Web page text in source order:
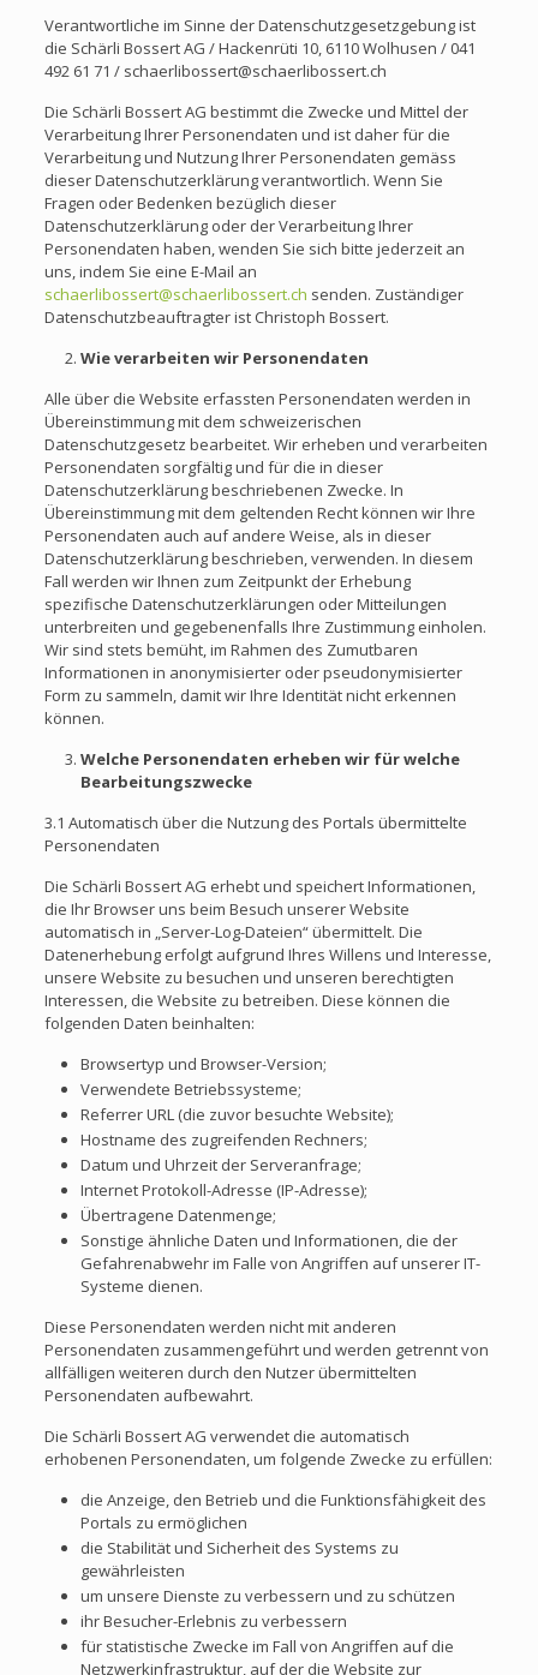
Verantwortliche im Sinne der Datenschutzgesetzgebung ist
die Schärli Bossert AG / Hackenrüti 10, 6110 Wolhusen / 041
492 61 71 / schaerlibossert@schaerlibossert.ch
Die Schärli Bossert AG bestimmt die Zwecke und Mittel der
Verarbeitung Ihrer Personendaten und ist daher für die
Verarbeitung und Nutzung Ihrer Personendaten gemäss
dieser Datenschutzerklärung verantwortlich. Wenn Sie
Fragen oder Bedenken bezüglich dieser
Datenschutzerklärung oder der Verarbeitung Ihrer
Personendaten haben, wenden Sie sich bitte jederzeit an
uns, indem Sie eine E-Mail an
schaerlibossert@schaerlibossert.ch senden. Zuständiger
Datenschutzbeauftragter ist Christoph Bossert.
Wie verarbeiten wir Personendaten
Alle über die Website erfassten Personendaten werden in
Übereinstimmung mit dem schweizerischen
Datenschutzgesetz bearbeitet. Wir erheben und verarbeiten
Personendaten sorgfältig und für die in dieser
Datenschutzerklärung beschriebenen Zwecke. In
Übereinstimmung mit dem geltenden Recht können wir Ihre
Personendaten auch auf andere Weise, als in dieser
Datenschutzerklärung beschrieben, verwenden. In diesem
Fall werden wir Ihnen zum Zeitpunkt der Erhebung
spezifische Datenschutzerklärungen oder Mitteilungen
unterbreiten und gegebenenfalls Ihre Zustimmung einholen.
Wir sind stets bemüht, im Rahmen des Zumutbaren
Informationen in anonymisierter oder pseudonymisierter
Form zu sammeln, damit wir Ihre Identität nicht erkennen
können.
Welche Personendaten erheben wir für welche
Bearbeitungszwecke
3.1 Automatisch über die Nutzung des Portals übermittelte
Personendaten
Die Schärli Bossert AG erhebt und speichert Informationen,
die Ihr Browser uns beim Besuch unserer Website
automatisch in „Server-Log-Dateien“ übermittelt. Die
Datenerhebung erfolgt aufgrund Ihres Willens und Interesse,
unsere Website zu besuchen und unseren berechtigten
Interessen, die Website zu betreiben. Diese können die
folgenden Daten beinhalten:
Browsertyp und Browser-Version;
Verwendete Betriebssysteme;
Referrer URL (die zuvor besuchte Website);
Hostname des zugreifenden Rechners;
Datum und Uhrzeit der Serveranfrage;
Internet Protokoll-Adresse (IP-Adresse);
Übertragene Datenmenge;
Sonstige ähnliche Daten und Informationen, die der
Gefahrenabwehr im Falle von Angriffen auf unserer IT-
Systeme dienen.
Diese Personendaten werden nicht mit anderen
Personendaten zusammengeführt und werden getrennt von
allfälligen weiteren durch den Nutzer übermittelten
Personendaten aufbewahrt.
Die Schärli Bossert AG verwendet die automatisch
erhobenen Personendaten, um folgende Zwecke zu erfüllen:
die Anzeige, den Betrieb und die Funktionsfähigkeit des
Portals zu ermöglichen
die Stabilität und Sicherheit des Systems zu
gewährleisten
um unsere Dienste zu verbessern und zu schützen
ihr Besucher-Erlebnis zu verbessern
für statistische Zwecke im Fall von Angriffen auf die
Netzwerkinfrastruktur, auf der die Website zur